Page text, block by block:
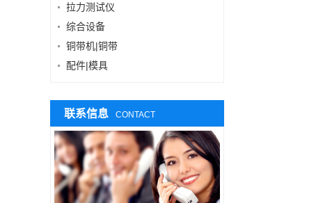
拉力测试仪
综合设备
铜带机|铜带
配件|模具
联系信息 CONTACT